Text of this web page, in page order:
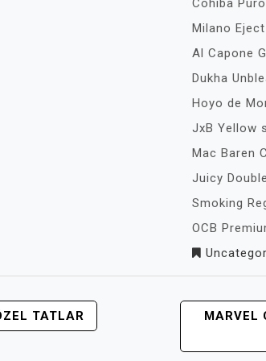
Cohiba
Milano
Al Capone
Dukha
Hoyo de
JxB Yellow
Mac Baren
Juicy
Smoking
OCB
TATLAR
MARVEL